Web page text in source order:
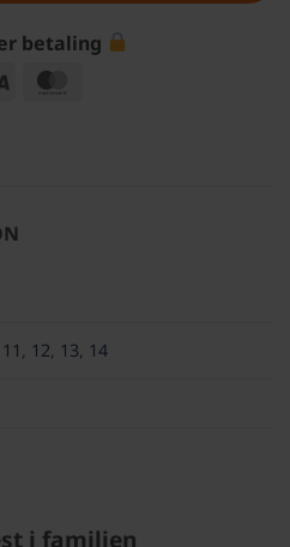
betaling
Visa
11 , 12, 13, 14
i familien